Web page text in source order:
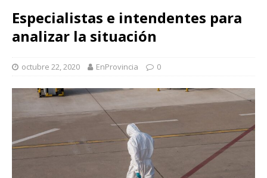
Especialistas e intendentes para
analizar la situación
octubre 22, 2020 EnProvincia 0